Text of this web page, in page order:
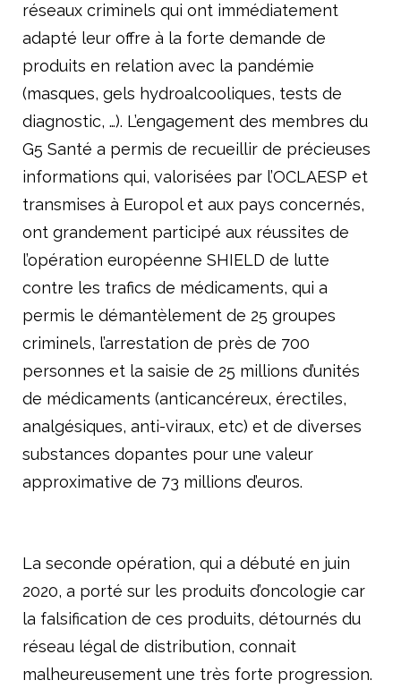
réseaux criminels qui ont immédiatement
adapté leur offre à la forte demande de
produits en relation avec la pandémie
(masques, gels hydroalcooliques, tests de
diagnostic, …). L’engagement des membres du
G5 Santé a permis de recueillir de précieuses
informations qui, valorisées par l’OCLAESP et
transmises à Europol et aux pays concernés,
ont grandement participé aux réussites de
l’opération européenne SHIELD de lutte
contre les trafics de médicaments, qui a
permis le démantèlement de 25 groupes
criminels, l’arrestation de près de 700
personnes et la saisie de 25 millions d’unités
de médicaments (anticancéreux, érectiles,
analgésiques, anti-viraux, etc) et de diverses
substances dopantes pour une valeur
approximative de 73 millions d’euros.
La seconde opération, qui a débuté en juin
2020, a porté sur les produits d’oncologie car
la falsification de ces produits, détournés du
réseau légal de distribution, connait
malheureusement une très forte progression.